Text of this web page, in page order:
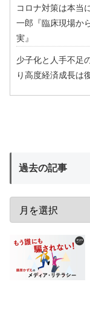
コロナ対策は本当
一郎『臨床現場か
実』
少子化と人手不足
り高度経済成長は
過去の記事